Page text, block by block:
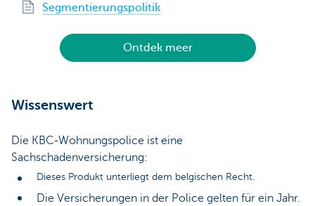
Segmentierungspolitik
Ontdek meer
Wissenswert
Die KBC-Wohnungspolice ist eine
Sachschadenversicherung:
Dieses Produkt unterliegt dem belgischen Recht.
Die Versicherungen in der Police gelten für ein Jahr.